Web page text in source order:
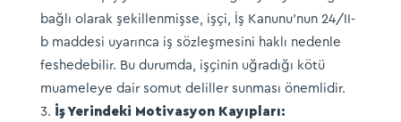
bağlı olarak şekillenmişse, işçi, İş Kanunu’nun 24/II-
b maddesi uyarınca iş sözleşmesini haklı nedenle
feshedebilir. Bu durumda, işçinin uğradığı kötü
muameleye dair somut deliller sunması önemlidir.
İş Yerindeki Motivasyon Kayıpları: